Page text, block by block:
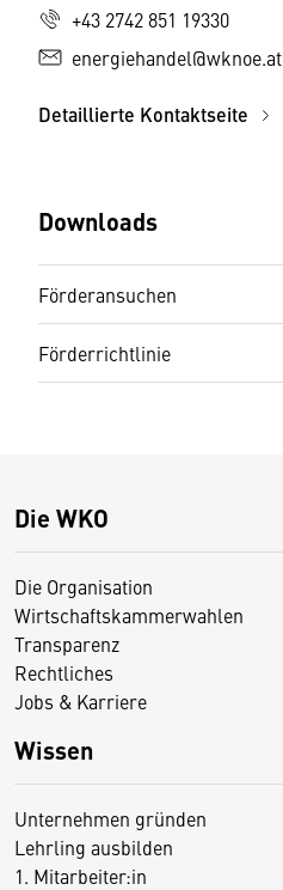
+43 2742 851 19330
energiehandel@wknoe.at
Detaillierte Kontaktseite
Downloads
Förderansuchen
Förderrichtlinie
Die WKO
Die Organisation
Wirtschaftskammerwahlen
Transparenz
Rechtliches
Jobs & Karriere
Wissen
Unternehmen gründen
Lehrling ausbilden
1. Mitarbeiter:in